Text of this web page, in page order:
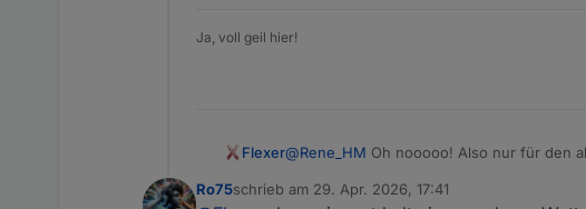
Ja, voll geil hier!
Flexer@Rene_HM Oh nooooo! Also nur für den
Gibts die benötigten Daten nicht mehr
Ro75schrieb am 29. Apr. 2026, 17:41
zuletzt editiert von